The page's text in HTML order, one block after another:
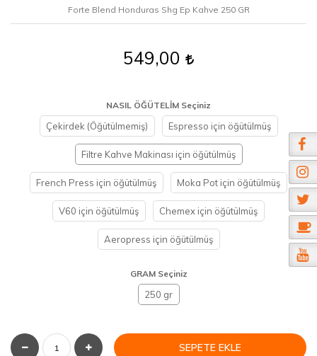
Forte Blend Honduras Shg Ep Kahve 250 GR
549,00
NASIL ÖĞÜTELİM Seçiniz
Çekirdek (Öğütülmemiş) Espresso için öğütülmüş
Filtre Kahve Makinası için öğütülmüş
French Press için öğütülmüş Moka Pot için öğütülmüş
V60 için öğütülmüş Chemex için öğütülmüş
Aeropress için öğütülmüş
GRAM Seçiniz
250 gr
SEPETE EKLE